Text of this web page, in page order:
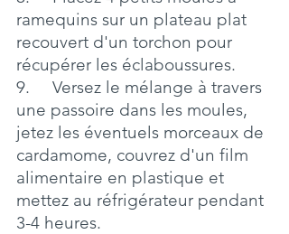
ramequins sur un plateau plat
recouvert d'un torchon pour
récupérer les éclaboussures.
9.     Versez le mélange à travers
une passoire dans les moules,
jetez les éventuels morceaux de
cardamome, couvrez d'un film
alimentaire en plastique et
mettez au réfrigérateur pendant
3-4 heures.